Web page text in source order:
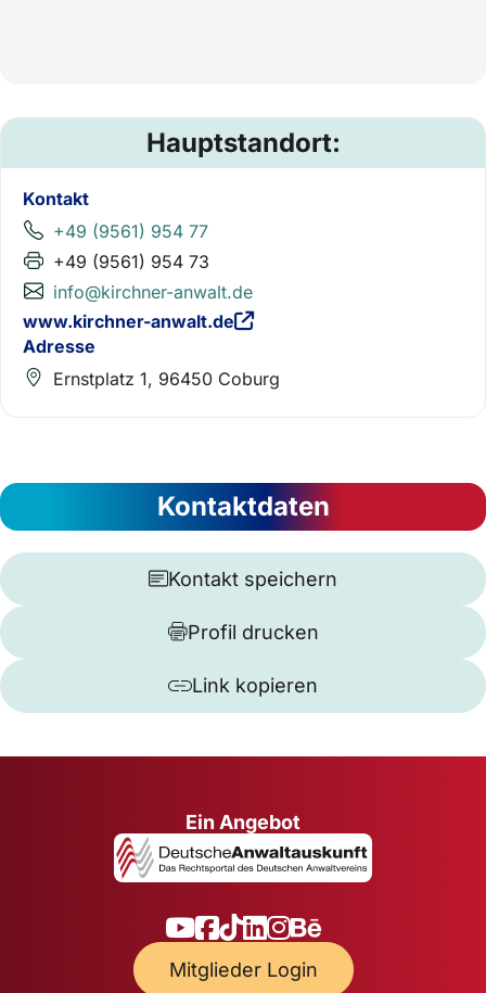
Hauptstandort:
Kontakt
+49 (9561) 954 77
+49 (9561) 954 73
info@kirchner-anwalt.de
www.kirchner-anwalt.de
Adresse
Ernstplatz 1, 96450 Coburg
Kontaktdaten
Kontakt speichern
Profil drucken
Link kopieren
Ein Angebot
Mitglieder Login